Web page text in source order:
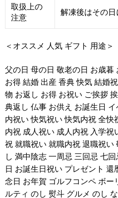
取扱上の
注意
解凍後はその
＜オススメ 人気 ギフト 用途＞
父の日 母の日 敬老の日 お歳暮
お得 結婚 出産 香典 快気 結婚
物 お返し お得 お祝い ご挨拶
典返し 仏事 お供え お誕生日
内祝い 快気祝い 快気内祝 全
内祝 成人祝い 成人内祝 入学
祝 就職祝い 就職内祝 退職祝い
し 満中陰志 一周忌 三回忌 七
日 お誕生日祝い プレゼント
念日 お年賀 ゴルフコンペ ボ
ルティ のし 熨斗 グルメ のし